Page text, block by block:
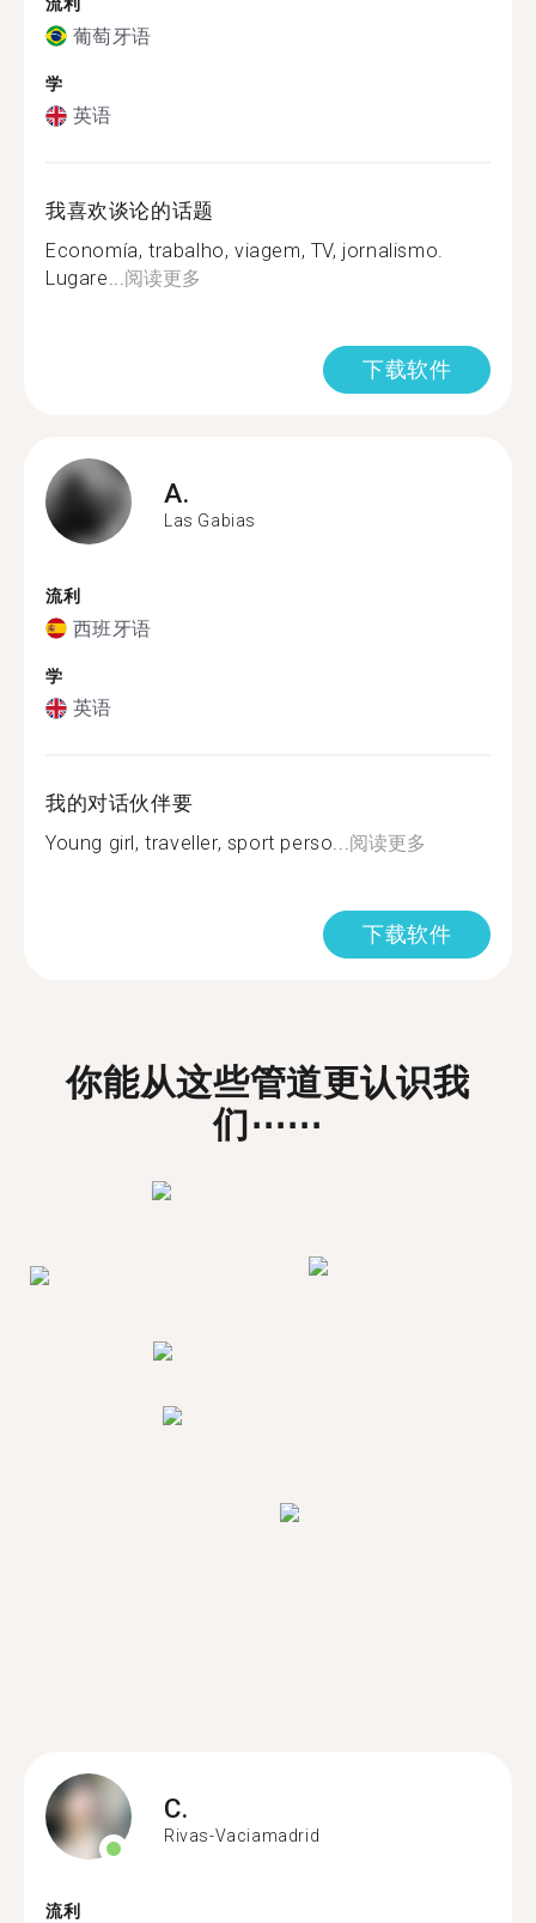
流利
葡萄牙语
学
英语
我喜欢谈论的话题
Economía, trabalho, viagem, TV, jornalismo.
Lugare...阅读更多
下载软件
A.
Las Gabias
流利
西班牙语
学
英语
我的对话伙伴要
Young girl, traveller, sport perso...阅读更多
下载软件
你能从这些管道更认识我
们⋯⋯
C.
Rivas-Vaciamadrid
流利